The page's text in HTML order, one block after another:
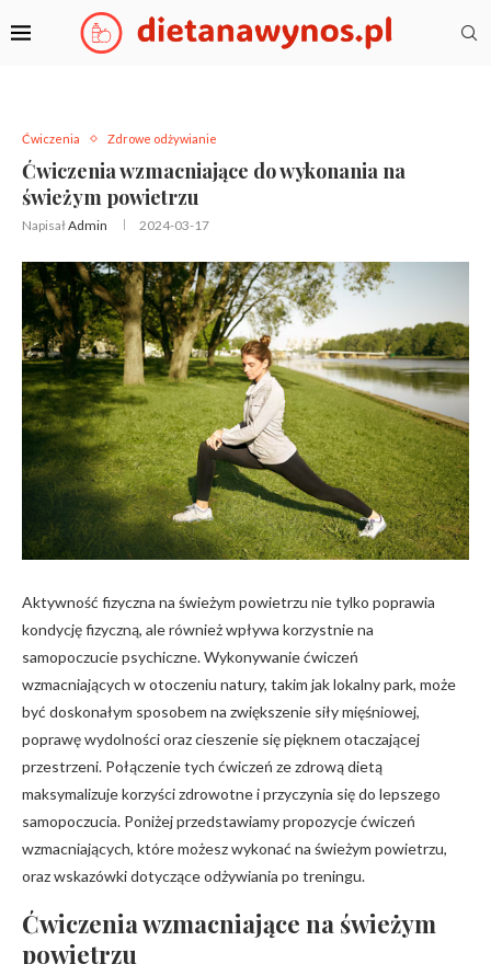
Ćwiczenia Zdrowe odżywianie
Ćwiczenia wzmacniające do wykonania na
świeżym powietrzu
NapisałAdmin 2024-03-17
Aktywność fizyczna na świeżym powietrzu nie tylko poprawia
kondycję fizyczną, ale również wpływa korzystnie na
samopoczucie psychiczne. Wykonywanie ćwiczeń
wzmacniających w otoczeniu natury, takim jak lokalny park, może
być doskonałym sposobem na zwiększenie siły mięśniowej,
poprawę wydolności oraz cieszenie się pięknem otaczającej
przestrzeni. Połączenie tych ćwiczeń ze zdrową dietą
maksymalizuje korzyści zdrowotne i przyczynia się do lepszego
samopoczucia. Poniżej przedstawiamy propozycje ćwiczeń
wzmacniających, które możesz wykonać na świeżym powietrzu,
oraz wskazówki dotyczące odżywiania po treningu.
Ćwiczenia wzmacniające na świeżym
powietrzu